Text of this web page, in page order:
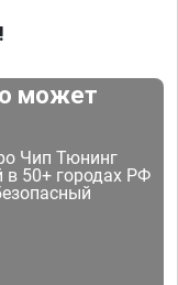
может
Чип Тюнинг
в 50+ городах РФ